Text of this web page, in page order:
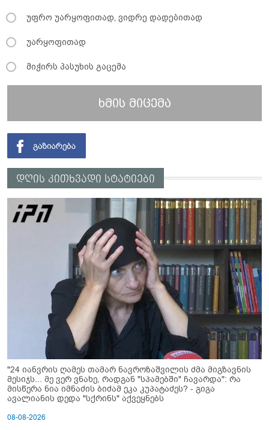
უფრო უარყოფითად, ვიდრე დადებითად
უარყოფითად
მიჭირს პასუხის გაცემა
ხმის მიცემა
დღის კითხვადი სტატიები
"24 იანვრის ღამეს თამარ ნავროზაშვილის ძმა მიგზავნის
მესიჯს... მე ვერ ვნახე, რადგან "სპამებში" ჩავარდა": რა
მისწერა ნია იმნაძის ბიძამ ეკა კუპატაძეს? - გიგა
ავალიანის დედა "სქრინს" აქვეყნებს
08-08-2026